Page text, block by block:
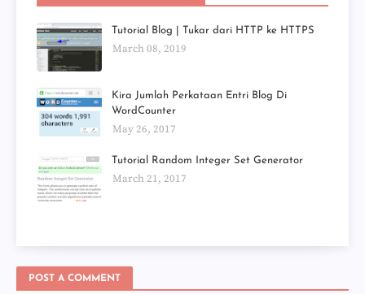
Tutorial Blog | Tukar dari HTTP ke HTTPS
March 08, 2019
Kira Jumlah Perkataan Entri Blog Di
WordCounter
May 26, 2017
Tutorial Random Integer Set Generator
March 21, 2017
POST A COMMENT